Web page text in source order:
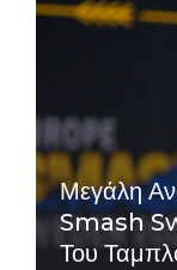
Μεγάλη
Smash
Του